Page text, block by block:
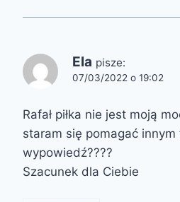
Ela pisze:
07/03/2022 o 19:02
Rafał piłka nie jest moją
staram się pomagać
wypowiedź????
Szacunek dla Ciebie